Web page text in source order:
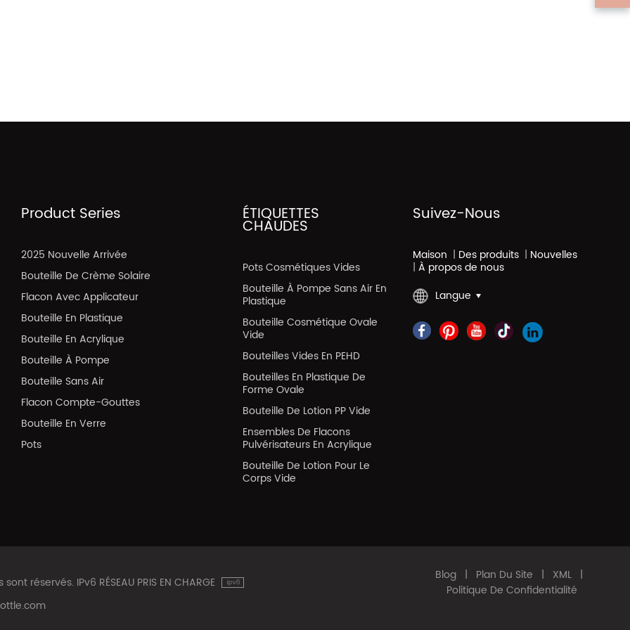
Product Series
2025 Nouvelle Arrivée
Bouteille De Crème Solaire
Flacon Avec Applicateur
Bouteille En Plastique
Bouteille En Acrylique
Bouteille À Pompe
Bouteille Sans Air
Flacon Compte-Gouttes
Bouteille En Verre
Pots
ÉTIQUETTES
CHAUDES
Pots Cosmétiques Vides
Bouteille À Pompe Sans Air En
Plastique
Bouteille Cosmétique Ovale
Vide
Bouteilles Vides En PEHD
Bouteilles En Plastique De
Forme Ovale
Bouteille De Lotion PP Vide
Ensembles De Flacons
Pulvérisateurs En Acrylique
Bouteille De Lotion Pour Le
Corps Vide
Suivez-Nous
Maison | Des produits | Nouvelles
| À propos de nous
Langue
réservés. IPv6 RÉSEAU PRIS EN CHARGE Blog | Plan Du Site | XML |
Politique De Confidentialité